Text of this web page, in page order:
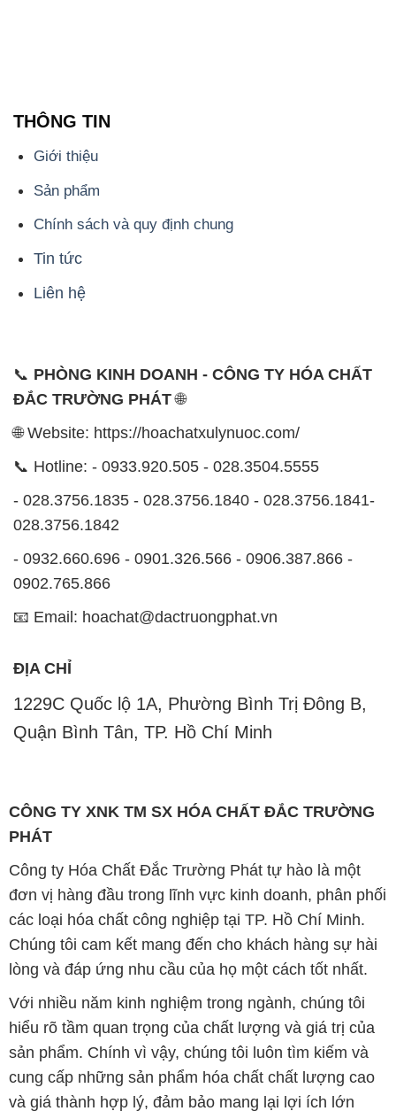
THÔNG TIN
Giới thiệu
Sản phẩm
Chính sách và quy định chung
Tin tức
Liên hệ
📞 PHÒNG KINH DOANH - CÔNG TY HÓA CHẤT
ĐẮC TRƯỜNG PHÁT🌐
🌐 Website: https://hoachatxulynuoc.com/
📞 Hotline: - 0933.920.505 - 028.3504.5555
- 028.3756.1835 - 028.3756.1840 - 028.3756.1841-
028.3756.1842
- 0932.660.696 - 0901.326.566 - 0906.387.866 -
0902.765.866
📧 Email: hoachat@dactruongphat.vn
ĐỊA CHỈ
1229C Quốc lộ 1A, Phường Bình Trị Đông B,
Quận Bình Tân, TP. Hồ Chí Minh
CÔNG TY XNK TM SX HÓA CHẤT ĐẮC TRƯỜNG
PHÁT
Công ty Hóa Chất Đắc Trường Phát tự hào là một
đơn vị hàng đầu trong lĩnh vực kinh doanh, phân phối
các loại hóa chất công nghiệp tại TP. Hồ Chí Minh.
Chúng tôi cam kết mang đến cho khách hàng sự hài
lòng và đáp ứng nhu cầu của họ một cách tốt nhất.
Với nhiều năm kinh nghiệm trong ngành, chúng tôi
hiểu rõ tầm quan trọng của chất lượng và giá trị của
sản phẩm. Chính vì vậy, chúng tôi luôn tìm kiếm và
cung cấp những sản phẩm hóa chất chất lượng cao
và giá thành hợp lý, đảm bảo mang lại lợi ích lớn